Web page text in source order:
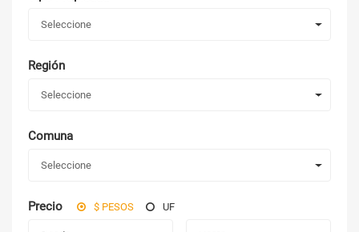
Seleccione
Región
Seleccione
Comuna
Seleccione
Precio $ PESOS UF